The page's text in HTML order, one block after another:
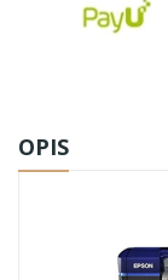
OPIS